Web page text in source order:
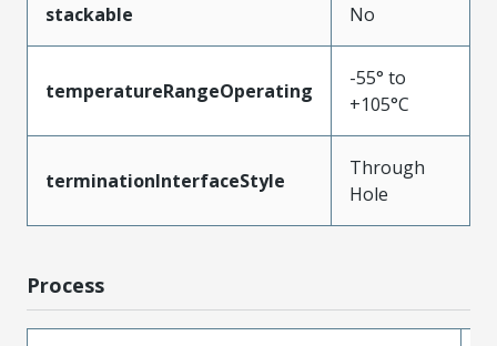
stackable No
temperatureRangeOperating
-55° to
+105°C
terminationInterfaceStyle
Through
Hole
Process